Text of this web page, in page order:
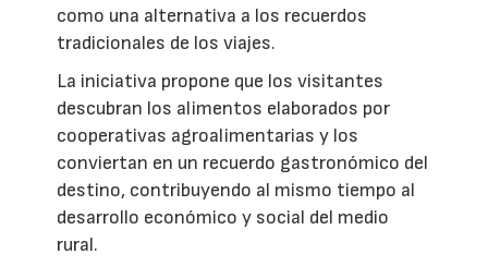
como una alternativa a los recuerdos
tradicionales de los viajes.
La iniciativa propone que los visitantes
descubran los alimentos elaborados por
cooperativas agroalimentarias y los
conviertan en un recuerdo gastronómico del
destino, contribuyendo al mismo tiempo al
desarrollo económico y social del medio
rural.